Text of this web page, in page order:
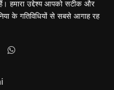
हमारा उद्देश्य आपको सटीक और
के गतिविधियों से सबसे आगाह रह
WhatsApp